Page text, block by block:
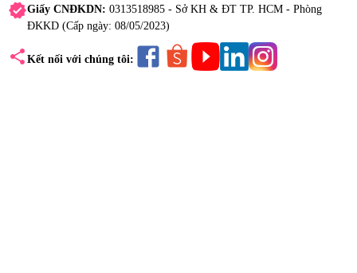
verifiedGiấy CNĐKDN: 0313518985 - Sở KH & ĐT TP. HCM - Phòng
ĐKKD (Cấp ngày: 08/05/2023)
share Kết nối với chúng tôi: